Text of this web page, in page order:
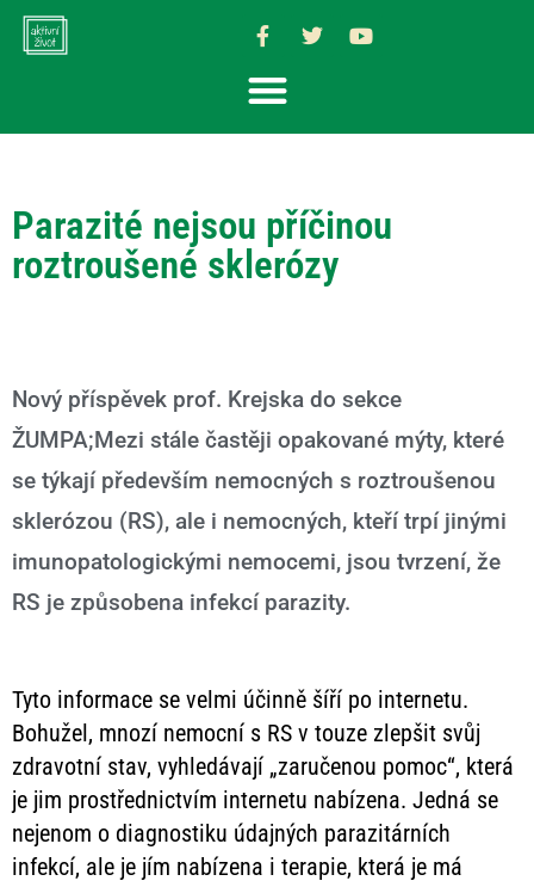
Parazité nejsou příčinou
roztroušené sklerózy
Nový příspěvek prof. Krejska do sekce
ŽUMPA;Mezi stále častěji opakované mýty, které
se týkají především nemocných s roztroušenou
sklerózou (RS), ale i nemocných, kteří trpí jinými
imunopatologickými nemocemi, jsou tvrzení, že
RS je způsobena infekcí parazity.
Tyto informace se velmi účinně šíří po internetu.
Bohužel, mnozí nemocní s RS v touze zlepšit svůj
zdravotní stav, vyhledávají „zaručenou pomoc“, která
je jim prostřednictvím internetu nabízena. Jedná se
nejenom o diagnostiku údajných parazitárních
infekcí, ale je jím nabízena i terapie, která je má